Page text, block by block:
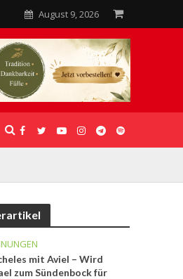
August 9, 2026
mit Aviel – Wird
zum Sündenbock für